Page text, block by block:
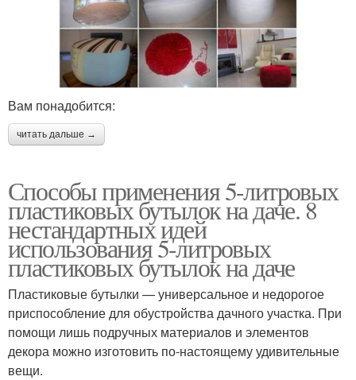
Вам понадобится:
читать дальше →
Способы применения 5-литровых
пластиковых бутылок на даче. 8
нестандартных идей
использования 5-литровых
пластиковых бутылок на даче
Пластиковые бутылки — универсальное и недорогое
приспособление для обустройства дачного участка. При
помощи лишь подручных материалов и элементов
декора можно изготовить по-настоящему удивительные
вещи.